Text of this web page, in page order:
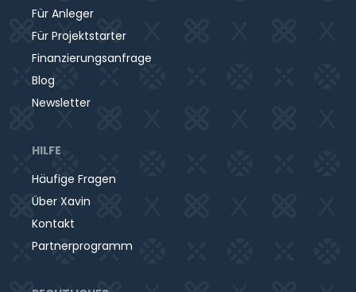
Für Anleger
Für Projektstarter
Finanzierungsanfrage
Blog
Newsletter
HILFE
Häufige Fragen
Über Xavin
Kontakt
Partnerprogramm